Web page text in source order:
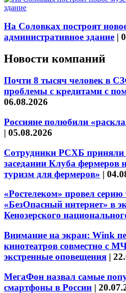
На Соловках построят
административное здание |
Новости компаний
Почти 8 тысяч человек в
проблемы с кредитами с
06.08.2026
Россияне полюбили
| 05.08.2026
Сотрудники РСХБ приняли
заседании Клуба фермеров
туризм для фермеров» |
«Ростелеком» провел
«БезОпасный интернет» в
Кенозерского
Внимание на экран: Wink
кинотеатров совместно с
экстренные оповещения |
МегаФон назвал самые
смартфоны в России |